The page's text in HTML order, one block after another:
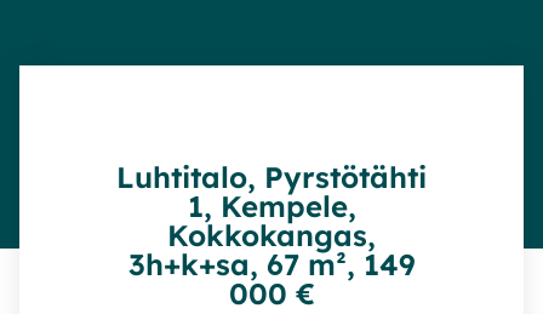
Luhtitalo, Pyrstötähti
1, Kempele,
Kokkokangas,
3h+k+sa, 67 m², 149
000 €